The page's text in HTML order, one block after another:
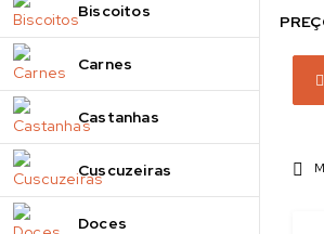
Biscoitos
Carnes
Castanhas
Cuscuzeiras
Doces